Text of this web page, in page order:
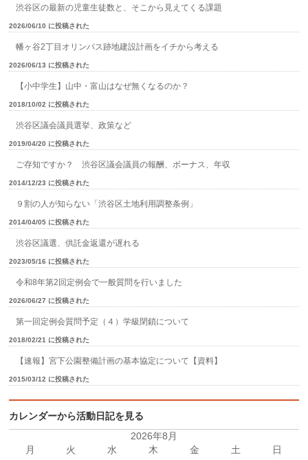
渋谷区の最新の児童生徒数と、そこから見えてくる課題
2026/06/10 に投稿された
幡ヶ谷2丁目オリンパス跡地建設計画をイチから考える
2026/06/13 に投稿された
【小中学生】山中・富山はなぜ無くなるのか？
2018/10/02 に投稿された
渋谷区議会議員選挙、政策など
2019/04/20 に投稿された
ご存知ですか？ 渋谷区議会議員の報酬、ボーナス、年収
2014/12/23 に投稿された
９割の人が知らない「渋谷区土地利用調整条例」
2014/04/05 に投稿された
渋谷区議選、供託金返還が遅れる
2023/05/16 に投稿された
令和8年第2回定例会で一般質問を行いました
2026/06/27 に投稿された
第一回定例会質問予定（４）学級閉鎖について
2018/02/21 に投稿された
【速報】宮下公園整備計画の基本協定について【資料】
2015/03/12 に投稿された
カレンダーから活動日記を見る
2026年8月
月
火 水 木 金 土 日